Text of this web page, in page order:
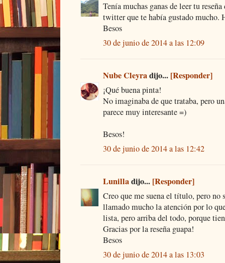
Tenía muchas ganas de leer tu
twitter que te había gustado mucho.
Besos
30 de junio de 2014 a las 12:09
Nube Cleyradijo... [Responder]
¡Qué buena pinta!
No imaginaba de que trataba, pero
parece muy interesante =)
Besos!
30 de junio de 2014 a las 12:42
Lunilladijo... [Responder]
Creo que me suena el título, pero no
llamado mucho la atención por lo
lista, pero arriba del todo, porque
Gracias por la reseña guapa!
Besos
30 de junio de 2014 a las 13:03